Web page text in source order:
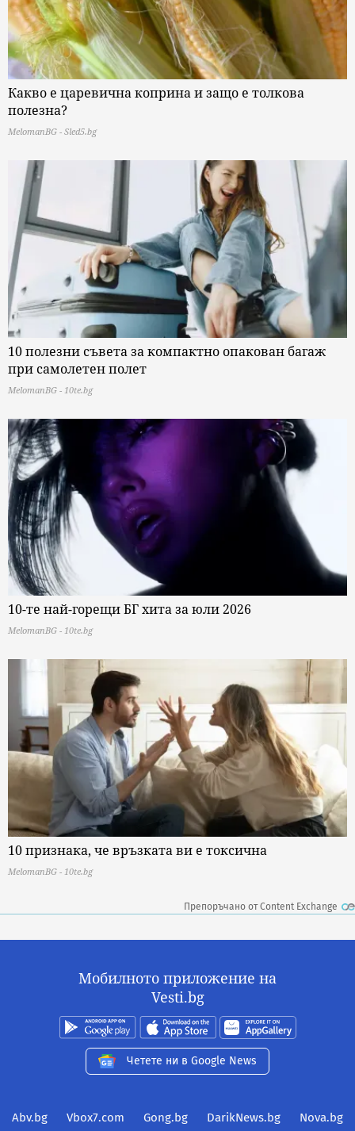
Какво е царевична коприна и защо е толкова
полезна?
MelomanBG - Sled5.bg
10 полезни съвета за компактно опакован багаж
при самолетен полет
MelomanBG - 10te.bg
10-те най-горещи БГ хита за юли 2026
MelomanBG - 10te.bg
10 признака, че връзката ви е токсична
MelomanBG - 10te.bg
Препоръчано от Content Exchange
Мобилното приложение на
Vesti.bg
Четете ни в Google News
Abv.bg Vbox7.com Gong.bg DarikNews.bg Nova.bg